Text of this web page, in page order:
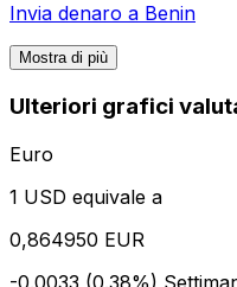
Invia denaro a Benin
Mostra di più
Ulteriori grafici
Euro
1 USD equivale a
0,864950 EUR
-0.0033 (0.38%)